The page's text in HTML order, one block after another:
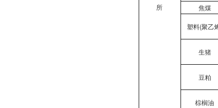
所
焦煤
塑料(聚乙
生猪
豆粕
棕榈油